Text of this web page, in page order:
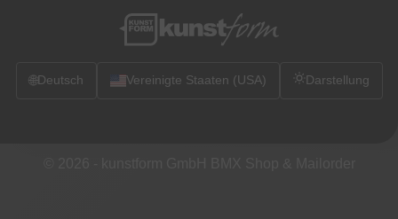
🌐Deutsch Vereinigte Staaten (USA) Darstellung